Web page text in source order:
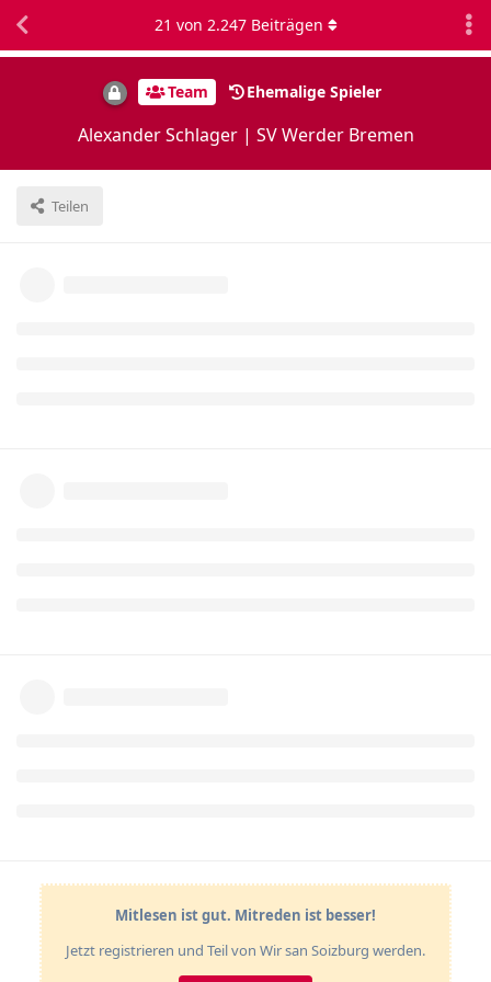
Team Ehemalige Spieler
Alexander Schlager | SV Werder Bremen
Teilen
21 von 2.247Beiträgen
Mitlesen ist gut. Mitreden ist besser!
Jetzt registrieren und Teil von Wir san Soizburg werden.